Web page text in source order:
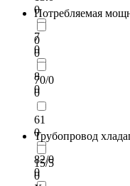
0
7
0
8
0
Потребляемая
0
0
70/0
0
61
0
82/0
0
Трубопровод
15/5
0